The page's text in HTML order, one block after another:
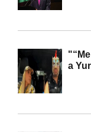
a